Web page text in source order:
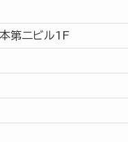
第二ビル1F